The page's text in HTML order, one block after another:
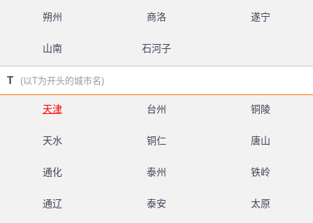
朔州 商洛 遂宁
山南 石河子
T (以T为开头的城市名)
天津 台州 铜陵
天水 铜仁 唐山
通化 泰州 铁岭
通辽 泰安 太原